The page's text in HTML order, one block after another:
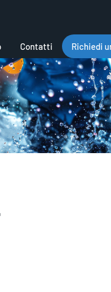
Contatti Richiedi